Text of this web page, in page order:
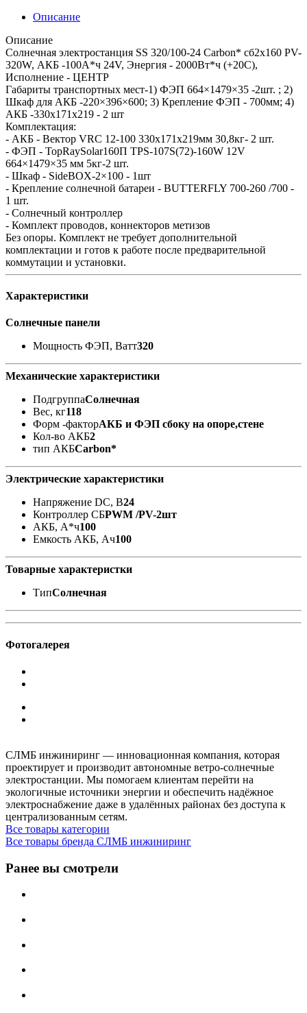
Описание
Описание
Солнечная электростанция SS 320/100-24 Carbon* сб2x160 PV-
320W, АКБ -100А*ч 24V, Энергия - 2000Вт*ч (+20С),
Исполнение - ЦЕНТР
Габариты транспортных мест-1) ФЭП 664×1479×35 -2шт. ; 2)
Шкаф для АКБ -220×396×600; 3) Крепление ФЭП - 700мм; 4)
АКБ -330x171x219 - 2 шт
Комплектация:
- АКБ - Вектор VRC 12-100 330x171x219мм 30,8кг- 2 шт.
- ФЭП - TopRaySolar160П TPS-107S(72)-160W 12V
664×1479×35 мм 5кг-2 шт.
- Шкаф - SideBOX-2×100 - 1шт
- Крепление солнечной батареи - BUTTERFLY 700-260 /700 -
1 шт.
- Солнечный контроллер
- Комплект проводов, коннекторов метизов
Без опоры. Комплект не требует дополнительной
комплектации и готов к работе после предварительной
коммутации и установки.
Характеристики
Солнечные панели
Мощность ФЭП, Ватт320
Механические характеристики
ПодгруппаСолнечная
Вес, кг118
Форм -факторАКБ и ФЭП сбоку на опоре,стене
Кол-во АКБ2
тип АКБCarbon*
Электрические характеристики
Напряжение DC, В24
Контроллер СБPWM /PV-2шт
АКБ, А*ч100
Емкость АКБ, Ач100
Товарные характеристки
ТипСолнечная
Фотогалерея
СЛМБ инжиниринг — инновационная компания, которая
проектирует и производит автономные ветро‑солнечные
электростанции. Мы помогаем клиентам перейти на
экологичные источники энергии и обеспечить надёжное
электроснабжение даже в удалённых районах без доступа к
централизованным сетям.
Все товары категории
Все товары бренда СЛМБ инжиниринг
Ранее вы смотрели